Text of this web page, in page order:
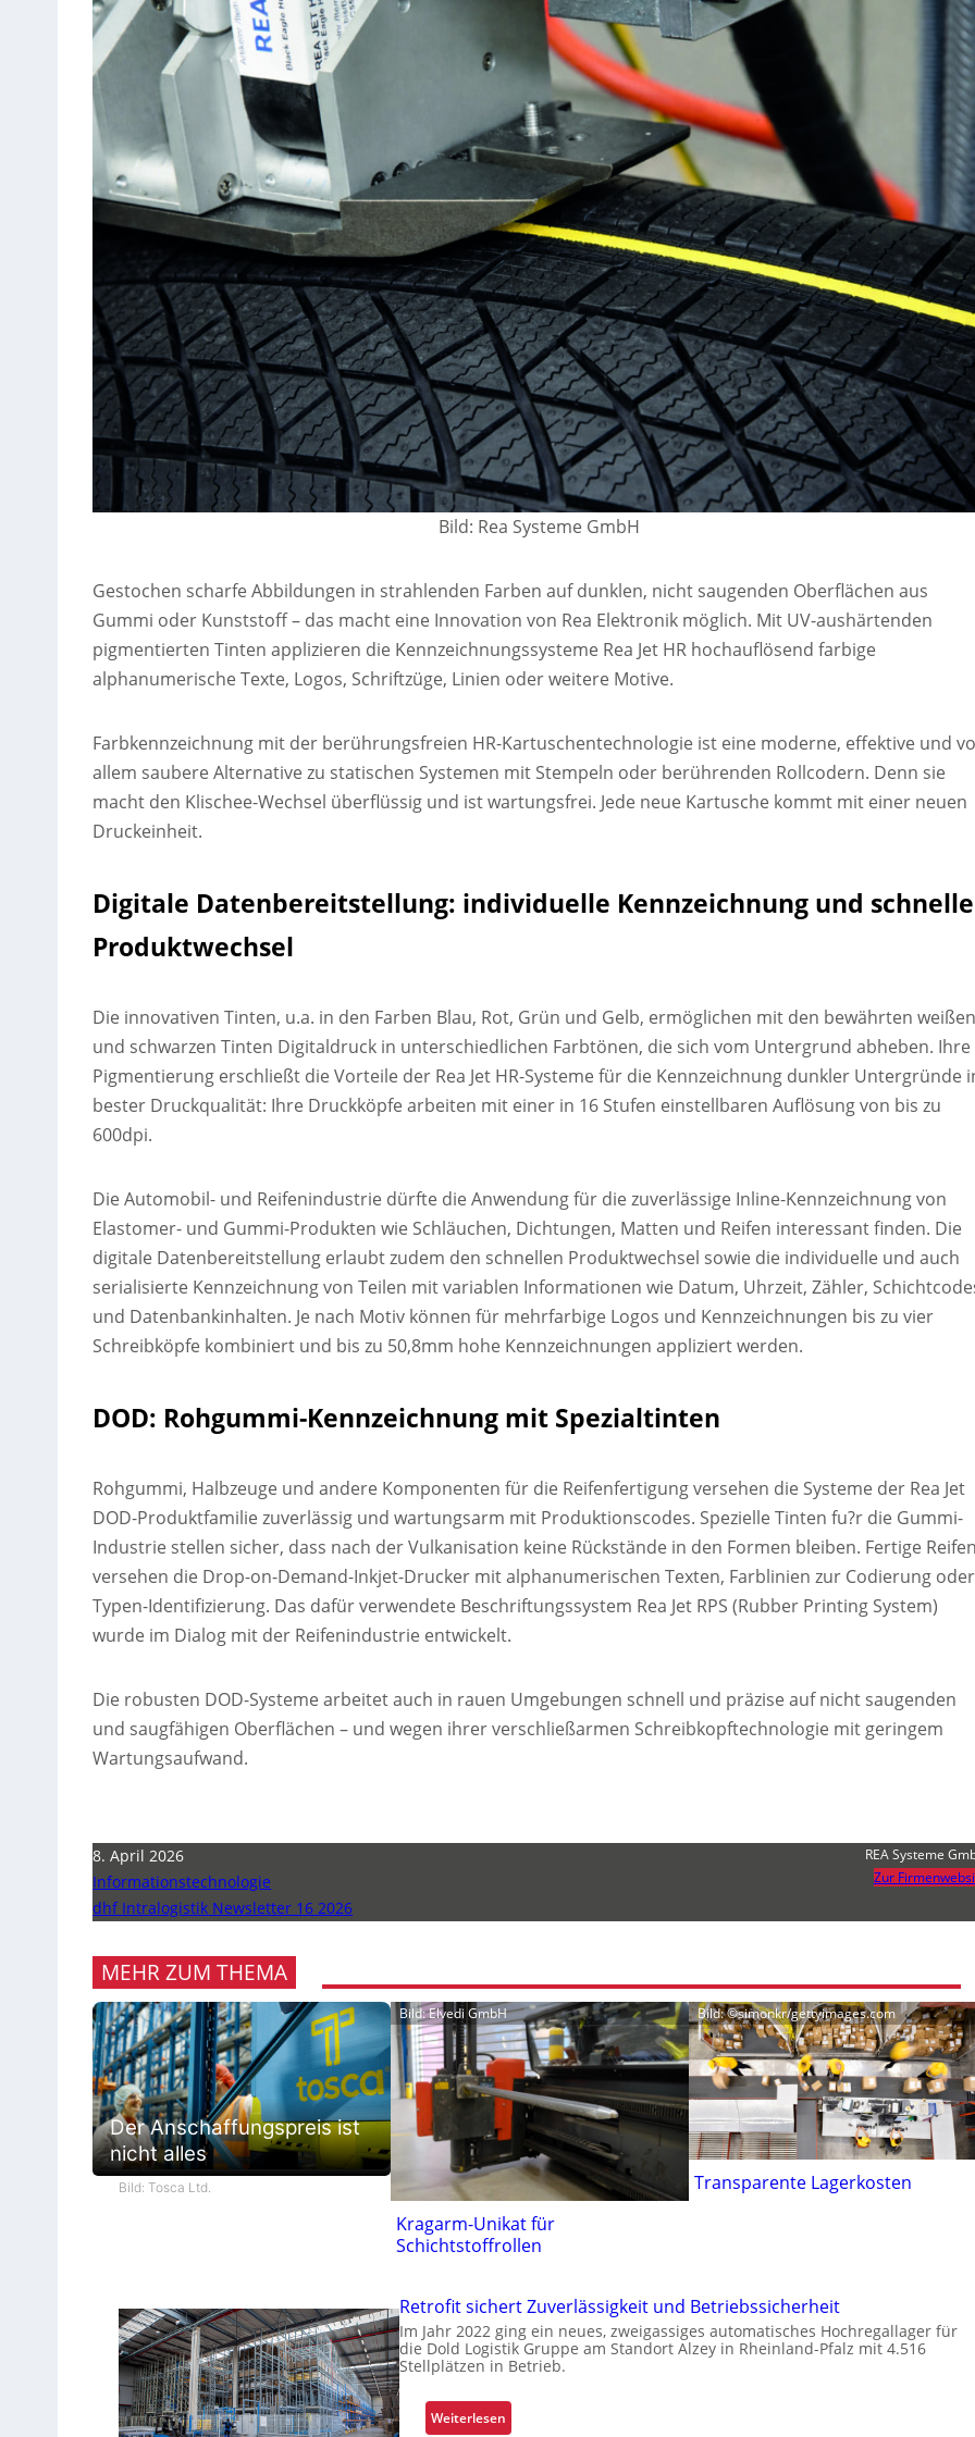
Bild: Rea Systeme GmbH
Gestochen scharfe Abbildungen in strahlenden Farben auf dunklen, nicht saugenden Oberflächen aus
Gummi oder Kunststoff – das macht eine Innovation von Rea Elektronik möglich. Mit UV-aushärtenden
pigmentierten Tinten applizieren die Kennzeichnungssysteme Rea Jet HR hochauflösend farbige
alphanumerische Texte, Logos, Schriftzüge, Linien oder weitere Motive.
Farbkennzeichnung mit der berührungsfreien HR-Kartuschentechnologie ist eine moderne, effektive und
allem saubere Alternative zu statischen Systemen mit Stempeln oder berührenden Rollcodern. Denn sie
macht den Klischee-Wechsel überflüssig und ist wartungsfrei. Jede neue Kartusche kommt mit einer neuen
Druckeinheit.
Digitale Datenbereitstellung: individuelle Kennzeichnung und
Produktwechsel
Die innovativen Tinten, u.a. in den Farben Blau, Rot, Grün und Gelb, ermöglichen mit den bewährten weißen
und schwarzen Tinten Digitaldruck in unterschiedlichen Farbtönen, die sich vom Untergrund abheben. Ihre
Pigmentierung erschließt die Vorteile der Rea Jet HR-Systeme für die Kennzeichnung dunkler Untergründe
bester Druckqualität: Ihre Druckköpfe arbeiten mit einer in 16 Stufen einstellbaren Auflösung von bis zu
600dpi.
Die Automobil- und Reifenindustrie dürfte die Anwendung für die zuverlässige Inline-Kennzeichnung von
Elastomer- und Gummi-Produkten wie Schläuchen, Dichtungen, Matten und Reifen interessant finden. Die
digitale Datenbereitstellung erlaubt zudem den schnellen Produktwechsel sowie die individuelle und auch
serialisierte Kennzeichnung von Teilen mit variablen Informationen wie Datum, Uhrzeit, Zähler,
und Datenbankinhalten. Je nach Motiv können für mehrfarbige Logos und Kennzeichnungen bis zu vier
Schreibköpfe kombiniert und bis zu 50,8mm hohe Kennzeichnungen appliziert werden.
DOD: Rohgummi-Kennzeichnung mit Spezialtinten
Rohgummi, Halbzeuge und andere Komponenten für die Reifenfertigung versehen die Systeme der Rea Jet
DOD-Produktfamilie zuverlässig und wartungsarm mit Produktionscodes. Spezielle Tinten fu?r die Gummi-
Industrie stellen sicher, dass nach der Vulkanisation keine Rückstände in den Formen bleiben. Fertige Reifen
versehen die Drop-on-Demand-Inkjet-Drucker mit alphanumerischen Texten, Farblinien zur Codierung oder
Typen-Identifizierung. Das dafür verwendete Beschriftungssystem Rea Jet RPS (Rubber Printing System)
wurde im Dialog mit der Reifenindustrie entwickelt.
Die robusten DOD-Systeme arbeitet auch in rauen Umgebungen schnell und präzise auf nicht saugenden
und saugfähigen Oberflächen – und wegen ihrer verschließarmen Schreibkopftechnologie mit geringem
Wartungsaufwand.
8. April 2026
Informationstechnologie
dhf Intralogistik Newsletter 16 2026
REA Systeme
Zur
MEHR ZUM THEMA
Der Anschaffungspreis ist
nicht alles
Bild: Tosca Ltd.
Bild: Elvedi GmbH
Kragarm-Unikat für
Schichtstoffrollen
Bild: ©simonkr/gettyimages.com
Transparente Lagerkosten
Retrofit sichert Zuverlässigkeit und Betriebssicherheit
Im Jahr 2022 ging ein neues, zweigassiges automatisches Hochregallager für
die Dold Logistik Gruppe am Standort Alzey in Rheinland-Pfalz mit 4.516
Stellplätzen in Betrieb.
Weiterlesen: